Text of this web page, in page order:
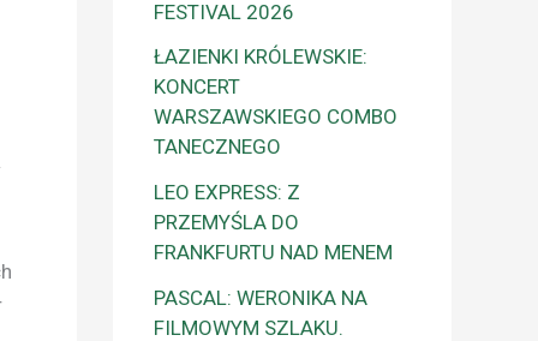
FESTIVAL 2026
ŁAZIENKI KRÓLEWSKIE:
KONCERT
WARSZAWSKIEGO COMBO
TANECZNEGO
LEO EXPRESS: Z
PRZEMYŚLA DO
FRANKFURTU NAD MENEM
PASCAL: WERONIKA NA
FILMOWYM SZLAKU.